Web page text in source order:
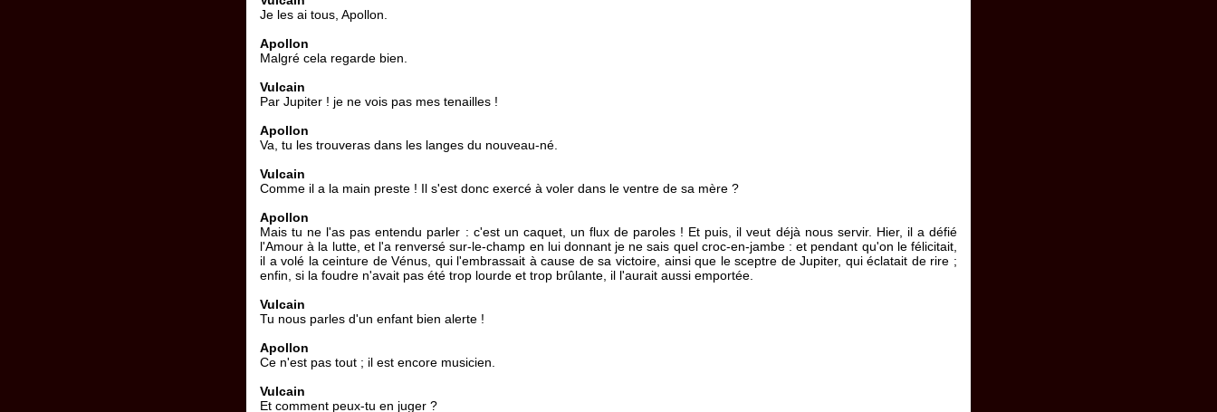
Je les ai tous, Apollon.
Apollon
Malgré cela regarde bien.
Vulcain
Par Jupiter ! je ne vois pas mes tenailles !
Apollon
Va, tu les trouveras dans les langes du nouveau-né.
Vulcain
Comme il a la main preste ! Il s'est donc exercé à voler dans le ventre de sa mère ?
Apollon
Mais tu ne l'as pas entendu parler : c'est un caquet, un flux de paroles ! Et puis, il veut déjà nous servir. Hier, il a défié
l'Amour à la lutte, et l'a renversé sur-le-champ en lui donnant je ne sais quel croc-en-jambe : et pendant qu'on le félicitait,
il a volé la ceinture de Vénus, qui l'embrassait à cause de sa victoire, ainsi que le sceptre de Jupiter, qui éclatait de rire ;
enfin, si la foudre n'avait pas été trop lourde et trop brûlante, il l'aurait aussi emportée.
Vulcain
Tu nous parles d'un enfant bien alerte !
Apollon
Ce n'est pas tout ; il est encore musicien.
Vulcain
Et comment peux-tu en juger ?